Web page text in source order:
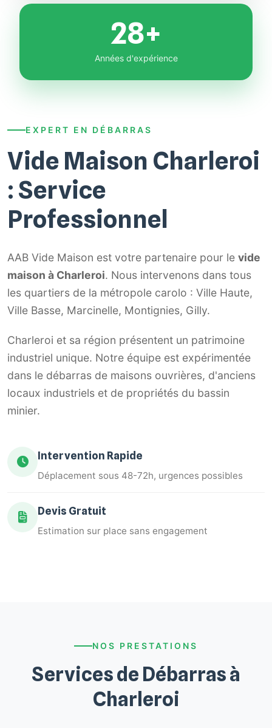
28+
Années d'expérience
EXPERT EN DÉBARRAS
Vide Maison Charleroi
: Service
Professionnel
AAB Vide Maison est votre partenaire pour le vide
maison à Charleroi. Nous intervenons dans tous
les quartiers de la métropole carolo : Ville Haute,
Ville Basse, Marcinelle, Montignies, Gilly.
Charleroi et sa région présentent un patrimoine
industriel unique. Notre équipe est expérimentée
dans le débarras de maisons ouvrières, d'anciens
locaux industriels et de propriétés du bassin
minier.
Intervention Rapide
Déplacement sous 48-72h, urgences possibles
Devis Gratuit
Estimation sur place sans engagement
NOS PRESTATIONS
Services de Débarras à
Charleroi